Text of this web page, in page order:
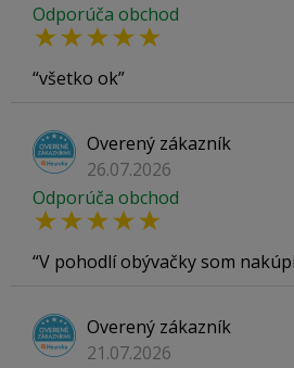
Odporúča obchod
všetko ok
Overený zákazník
26.07.2026
Odporúča obchod
V pohodlí obývačky som
Overený zákazník
21.07.2026